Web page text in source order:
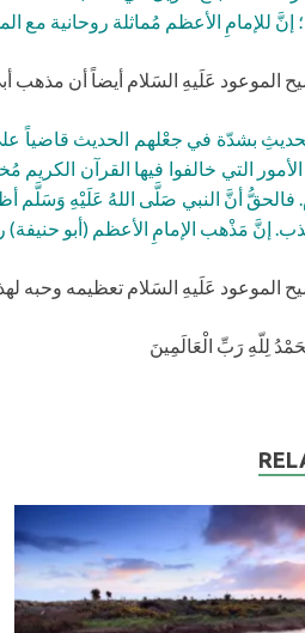
إنَّ للإمامِ الأعظم مُماثلة روحانية مع
الموعود عَلَيهِ السَلام أيضاً أن مذهب
بشدّة في جعْلهم الحديث قاضياً
التي خالفوا فيها القرآن
فالحقُّ أنَّ النبي صَلَّى اللهُ عَلَيْهِ وَسَلَّم
إنَّ مَذْهب الإمامِ الأعظم (أبو حنيفة)
الموعود عَلَيهِ السَلام تعظيمه وحبه
لِلّهِ رَبِّ الْعَالَمِينَ